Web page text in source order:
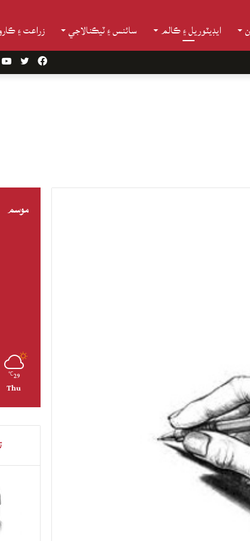
ايڊيٽوريل ۽ ڪالم سائنس ۽ ٽيڪنالاجي زراعت ۽
Twitter
Facebook
موسم
29
℃
Thu